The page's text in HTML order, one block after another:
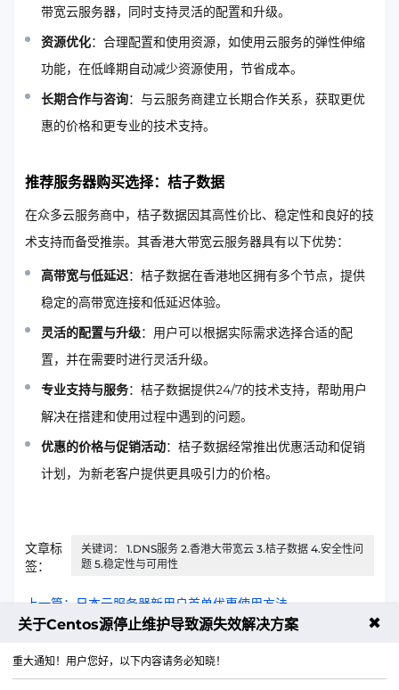
带宽云服务器，同时支持灵活的配置和升级。
资源优化：合理配置和使用资源，如使用云服务的弹性伸缩
功能，在低峰期自动减少资源使用，节省成本。
长期合作与咨询：与云服务商建立长期合作关系，获取更优
惠的价格和更专业的技术支持。
推荐服务器购买选择：桔子数据
在众多云服务商中，桔子数据因其高性价比、稳定性和良好的技
术支持而备受推崇。其香港大带宽云服务器具有以下优势：
高带宽与低延迟：桔子数据在香港地区拥有多个节点，提供
稳定的高带宽连接和低延迟体验。
灵活的配置与升级：用户可以根据实际需求选择合适的配
置，并在需要时进行灵活升级。
专业支持与服务：桔子数据提供24/7的技术支持，帮助用户
解决在搭建和使用过程中遇到的问题。
优惠的价格与促销活动：桔子数据经常推出优惠活动和促销
计划，为新老客户提供更具吸引力的价格。
文章标
签：
关键词： 1.DNS服务 2.香港大带宽云 3.桔子数据 4.安全性问
题 5.稳定性与可用性
上一篇：日本云服务器新用户首单优惠使用方法
关于Centos源停止维护导致源失效解决方案 ✖
重大通知！用户您好，以下内容请务必知晓！